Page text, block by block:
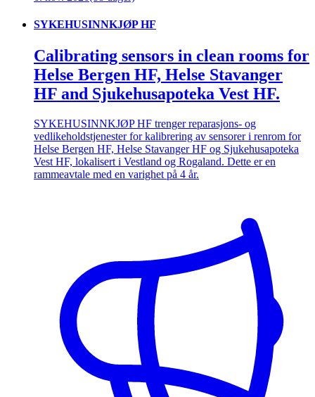
SYKEHUSINNKJØP HF
Calibrating sensors in clean rooms for
Helse Bergen HF, Helse Stavanger
HF and Sjukehusapoteka Vest HF.
SYKEHUSINNKJØP HF trenger reparasjons- og
vedlikeholdstjenester for kalibrering av sensorer i renrom for
Helse Bergen HF, Helse Stavanger HF og Sjukehusapoteka
Vest HF, lokalisert i Vestland og Rogaland. Dette er en
rammeavtale med en varighet på 4 år.